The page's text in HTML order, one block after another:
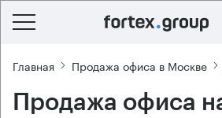
Главная Продажа офиса в Москве
Продажа офиса